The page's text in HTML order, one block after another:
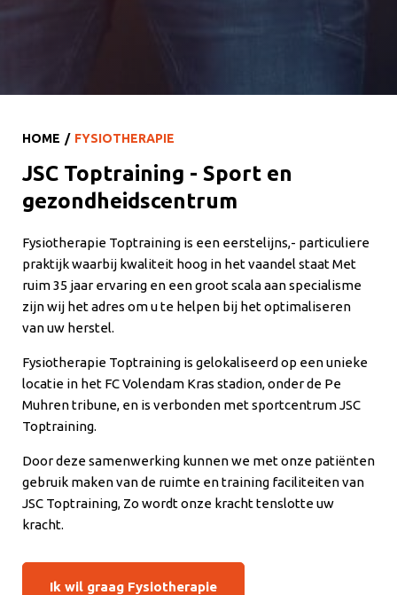
HOME FYSIOTHERAPIE
JSC Toptraining - Sport en
gezondheidscentrum
Fysiotherapie Toptraining is een eerstelijns,- particuliere
praktijk waarbij kwaliteit hoog in het vaandel staat Met
ruim 35 jaar ervaring en een groot scala aan specialisme
zijn wij het adres om u te helpen bij het optimaliseren
van uw herstel.
Fysiotherapie Toptraining is gelokaliseerd op een unieke
locatie in het FC Volendam Kras stadion, onder de Pe
Muhren tribune, en is verbonden met sportcentrum JSC
Toptraining.
Door deze samenwerking kunnen we met onze patiënten
gebruik maken van de ruimte en training faciliteiten van
JSC Toptraining, Zo wordt onze kracht tenslotte uw
kracht.
Ik wil graag Fysiotherapie